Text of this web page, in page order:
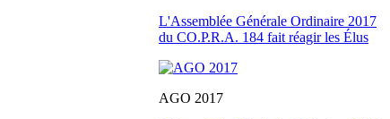
L'Assemblée Générale Ordinaire 2017
du CO.P.R.A. 184 fait réagir les Élus
AGO 2017